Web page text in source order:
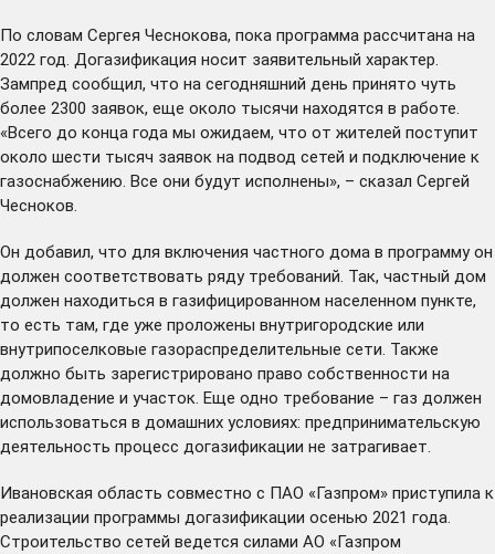
По словам Сергея Чеснокова, пока программа рассчитана на
2022 год. Догазификация носит заявительный характер.
Зампред сообщил, что на сегодняшний день принято чуть
более 2300 заявок, еще около тысячи находятся в работе.
«Всего до конца года мы ожидаем, что от жителей поступит
около шести тысяч заявок на подвод сетей и подключение к
газоснабжению. Все они будут исполнены», – сказал Сергей
Чесноков.
Он добавил, что для включения частного дома в программу он
должен соответствовать ряду требований. Так, частный дом
должен находиться в газифицированном населенном пункте,
то есть там, где уже проложены внутригородские или
внутрипоселковые газораспределительные сети. Также
должно быть зарегистрировано право собственности на
домовладение и участок. Еще одно требование – газ должен
использоваться в домашних условиях: предпринимательскую
деятельность процесс догазификации не затрагивает.
Ивановская область совместно с ПАО «Газпром» приступила к
реализации программы догазификации осенью 2021 года.
Строительство сетей ведется силами АО «Газпром